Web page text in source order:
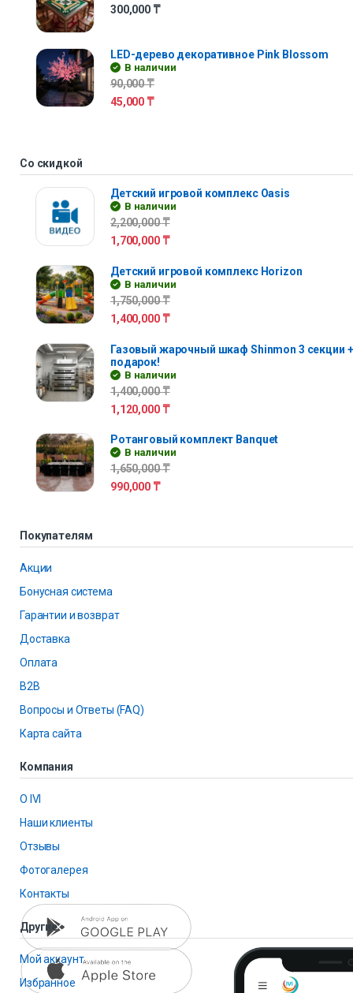
300,000 ₸
LED-дерево декоративное Pink Blossom
В наличии
90,000₸
45,000 ₸
Со скидкой
Детский игровой комплекс Oasis
В наличии
2,200,000₸
1,700,000 ₸
Детский игровой комплекс Horizon
В наличии
1,750,000₸
1,400,000 ₸
Газовый жарочный шкаф Shinmon 3 секции
подарок!
В наличии
1,400,000₸
1,120,000 ₸
Ротанговый комплект Banquet
В наличии
1,650,000₸
990,000 ₸
Покупателям
Акции
Бонусная система
Гарантии и возврат
Доставка
Оплата
B2B
Вопросы и Ответы (FAQ)
Карта сайта
Компания
О IVI
Наши клиенты
Отзывы
Фотогалерея
Контакты
Другие
Мой аккаунт
Избранное